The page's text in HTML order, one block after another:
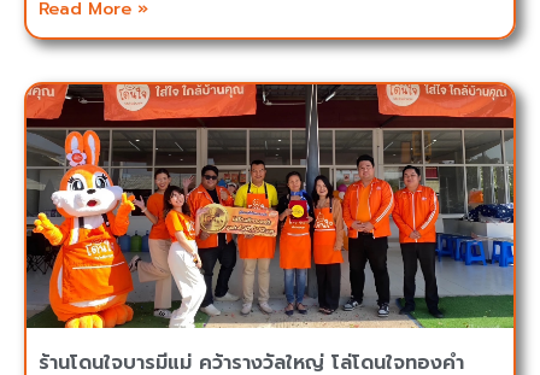
Read More »
ร้านโดนใจบารมีแม่ คว้ารางวัลใหญ่ โล่โดนใจทองคำ